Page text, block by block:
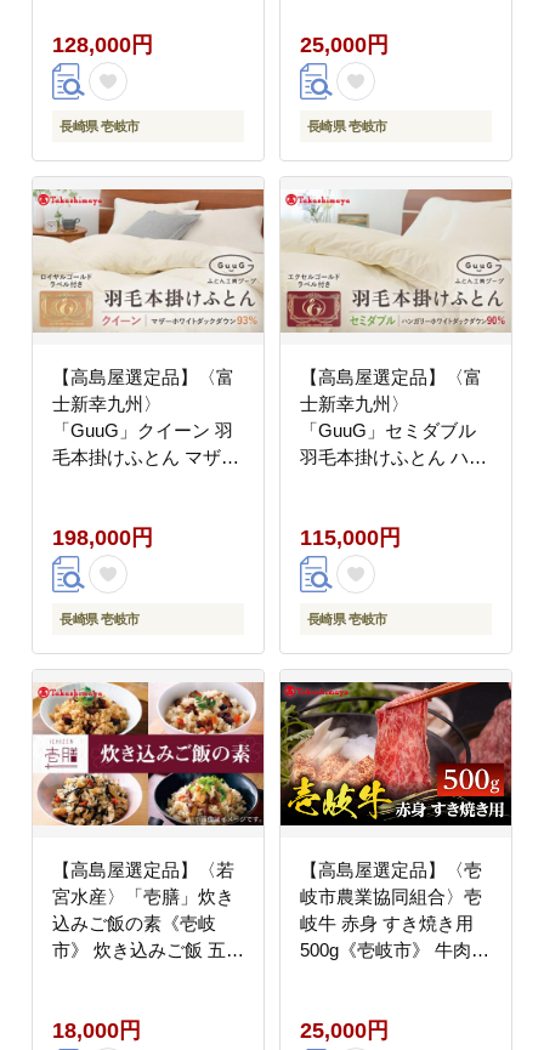
羽毛布団 本掛け
[JFJ003] 12万8千
100000 100000円 10万
円
128,000円
長崎県 壱岐市
[JFJ010]
25,000円
長崎県 壱岐市
【高島屋選定品】〈富
士新幸九州〉
「GuuG」クイーン 羽
毛本掛けふとん マザー
羽毛布団 本掛け
[JFJ037] 200000
200000円 20万円
198,000円
長崎県 壱岐市
【高島屋選定品】〈富
士新幸九州〉
「GuuG」セミダブル
羽毛本掛けふとん ハン
羽毛 布団 本掛け
[JFJ050] 羽毛布団
100000 100000円 10万
円
115,000円
長崎県 壱岐市
【高島屋選定品】〈若
宮水産〉「壱膳」炊き
込みご飯の素《壱岐
市》 炊き込みご飯 五目
ト
18,000円
【高島屋選定品】〈壱
岐市農業協同組合〉壱
岐牛 赤身 すき焼き用
500g《壱岐市》 牛肉
円
25,000円